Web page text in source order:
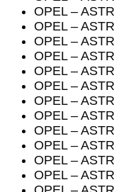
OPEL –
OPEL –
OPEL –
OPEL –
OPEL –
OPEL –
OPEL –
OPEL –
OPEL –
OPEL –
OPEL –
OPEL –